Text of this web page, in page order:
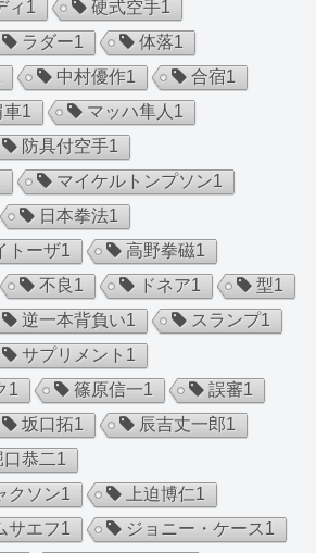
ィ 1 硬式空手1
ラダー1 体落1
中村優作1 合宿1
車1 マッハ隼人1
防具付空手1
マイケルトンプソン1
日本拳法1
トーザ1 高野拳磁1
不良 1 ドネア1 型1
逆一本背負い1 スランプ1
サプリメント 1
1 篠原信一1 誤審1
坂口拓1 辰吉丈一郎1
口恭二1
クソン1 上迫博仁1
サエフ1 ジョニー・ケース1